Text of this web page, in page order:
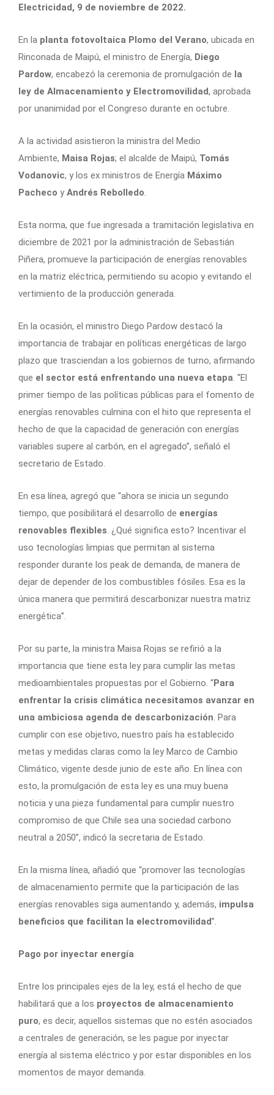
Electricidad, 9 de noviembre de 2022.
En la planta fotovoltaica Plomo del Verano, ubicada en
Rinconada de Maipú, el ministro de Energía, Diego
Pardow, encabezó la ceremonia de promulgación de la
ley de Almacenamiento y Electromovilidad, aprobada
por unanimidad por el Congreso durante en octubre.
A la actividad asistieron la ministra del Medio
Ambiente, Maisa Rojas; el alcalde de Maipú, Tomás
Vodanovic, y los ex ministros de Energía Máximo
Pacheco y Andrés Rebolledo.
Esta norma, que fue ingresada a tramitación legislativa en
diciembre de 2021 por la administración de Sebastián
Piñera, promueve la participación de energías renovables
en la matriz eléctrica, permitiendo su acopio y evitando el
vertimiento de la producción generada.
En la ocasión, el ministro Diego Pardow destacó la
importancia de trabajar en políticas energéticas de largo
plazo que trasciendan a los gobiernos de turno, afirmando
que el sector está enfrentando una nueva etapa. “El
primer tiempo de las políticas públicas para el fomento de
energías renovables culmina con el hito que representa el
hecho de que la capacidad de generación con energías
variables supere al carbón, en el agregado”, señaló el
secretario de Estado.
En esa línea, agregó que “ahora se inicia un segundo
tiempo, que posibilitará el desarrollo de energías
renovables flexibles. ¿Qué significa esto? Incentivar el
uso tecnologías limpias que permitan al sistema
responder durante los peak de demanda, de manera de
dejar de depender de los combustibles fósiles. Esa es la
única manera que permitirá descarbonizar nuestra matriz
energética”.
Por su parte, la ministra Maisa Rojas se refirió a la
importancia que tiene esta ley para cumplir las metas
medioambientales propuestas por el Gobierno. “Para
enfrentar la crisis climática necesitamos avanzar en
una ambiciosa agenda de descarbonización. Para
cumplir con ese objetivo, nuestro país ha establecido
metas y medidas claras como la ley Marco de Cambio
Climático, vigente desde junio de este año. En línea con
esto, la promulgación de esta ley es una muy buena
noticia y una pieza fundamental para cumplir nuestro
compromiso de que Chile sea una sociedad carbono
neutral a 2050”, indicó la secretaria de Estado.
En la misma línea, añadió que “promover las tecnologías
de almacenamiento permite que la participación de las
energías renovables siga aumentando y, además, impulsa
beneficios que facilitan la electromovilidad”.
Pago por inyectar energía
Entre los principales ejes de la ley, está el hecho de que
habilitará que a los proyectos de almacenamiento
puro, es decir, aquellos sistemas que no estén asociados
a centrales de generación, se les pague por inyectar
energía al sistema eléctrico y por estar disponibles en los
momentos de mayor demanda.